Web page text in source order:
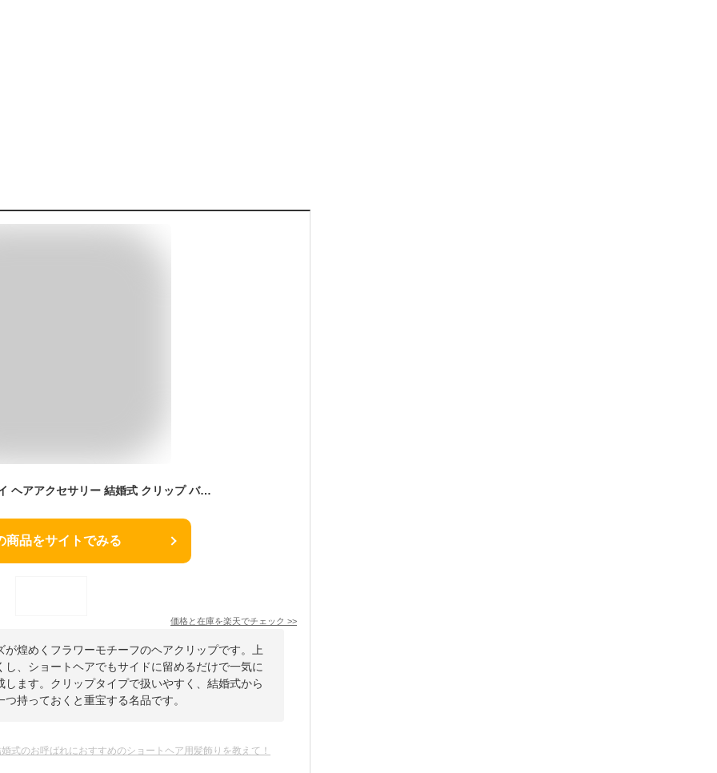
epic day エピックデイ ヘアアクセサリー 結婚式 クリップ バレッタ 花 フラワー パール ブロッサムパールヘアクリップ パーティー お呼ばれ 2次会 謝恩会 同窓会 女子会 成人式 参観日 お祝い 内祝い 食事会 七五三 上品 ヘアアレンジ ヘアピン 送料無料
商品をサイトでみる
価格と在庫を楽天でチェック >>
煌めくフラワーモチーフのヘアクリップです。上
、ショートヘアでもサイドに留めるだけで一気に
ます。クリップタイプで扱いやすく、結婚式から
持っておくと重宝する名品です。
式のお呼ばれにおすすめのショートヘア用髪飾りを教えて！